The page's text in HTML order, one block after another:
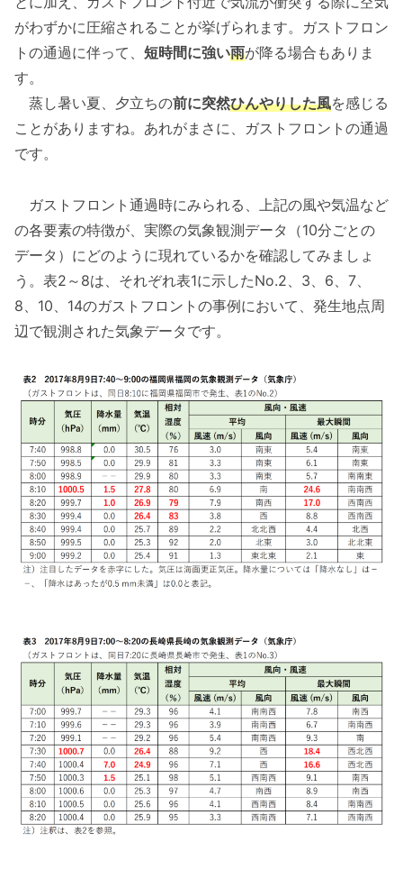
がわずかに圧縮されることが挙げられます。ガストフロン
トの通過に伴って、 短時間に強い雨が降る場合もありま
す。
蒸し暑い夏、夕立ちの前に突然ひんやりした風を感じる
ことがありますね。あれがまさに、ガストフロントの通過
です。
ガストフロント通過時にみられる、上記の風や気温など
の各要素の特徴が、実際の気象観測データ（10分ごとの
データ）にどのように現れているかを確認してみましょ
う。表2～8は、それぞれ表1に示したNo.2、3、6、7、
8、10、14のガストフロントの事例において、発生地点周
辺で観測された気象データです。